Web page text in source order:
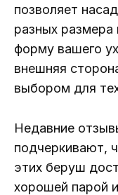
позволяет
разных
форму вашего
внешняя
выбором для
Недавние
подчеркивают,
этих беруш
хорошей парой